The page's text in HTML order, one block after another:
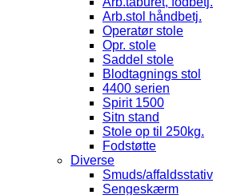
Arb.stol håndbetj.
Operatør stole
Opr. stole
Saddel stole
Blodtagnings stol
4400 serien
Spirit 1500
Sitn stand
Stole op til 250kg.
Fodstøtte
Diverse
Smuds/affaldsstativ
Sengeskærm